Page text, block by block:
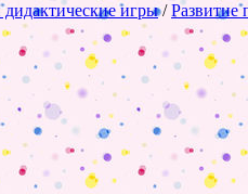
игры/Развитие